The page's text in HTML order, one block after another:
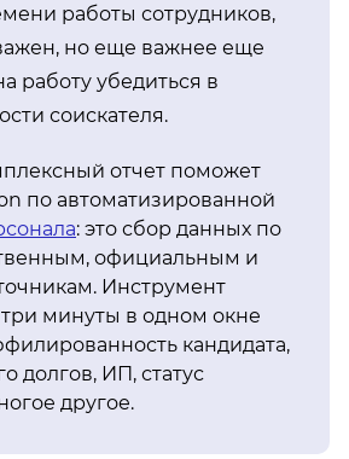
работы сотрудников,
но еще важнее еще
работу убедиться в
соискателя.
отчет поможет
по автоматизированной
: это сбор данных по
официальным и
Инструмент
три минуты в одном окне
кандидата,
долгов, ИП, статус
другое.